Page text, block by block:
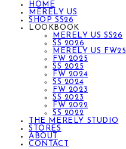
HOME
MERELY US
SHOP SS26
LOOKBOOK
MERELY US SS26
SS 2026
MERELY US FW25
FW 2025
SS 2025
FW 2024
SS 2024
FW 2023
SS 2023
FW 2022
SS 2022
THE MERELY STUDIO
STORES
ABOUT
CONTACT